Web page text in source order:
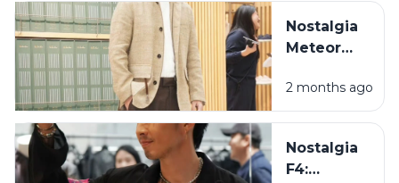
Estetik
Nostalgia
Meteor
Cerita di Balik
Terbentuknya
Pernah
Mengacak-
2 months ago
Nostalgia
F4: